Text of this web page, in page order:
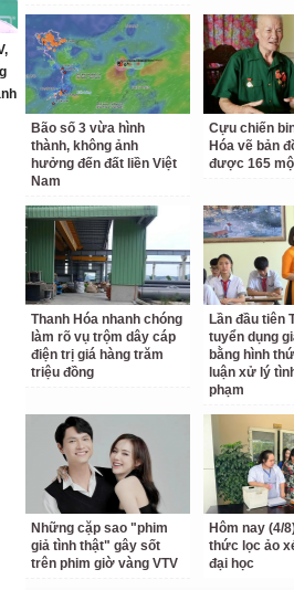
Bão số 3 vừa hình
thành, không ảnh
hưởng đến đất liền Việt
Nam
Cựu chiến
Hóa vẽ bản
được 165
Thanh Hóa nhanh chóng
làm rõ vụ trộm dây cáp
điện trị giá hàng trăm
triệu đồng
Lần đầu tiên
tuyển dụng
bằng hình
luận xử lý
phạm
Những cặp sao "phim
giả tình thật" gây sốt
trên phim giờ vàng VTV
Hôm nay (4/
thức lọc ảo
đại học